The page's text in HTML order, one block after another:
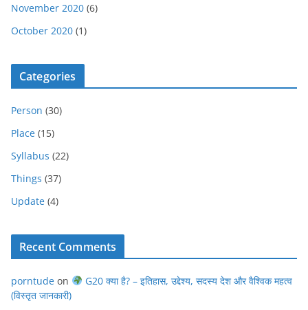
November 2020 (6)
October 2020 (1)
Categories
Person (30)
Place (15)
Syllabus (22)
Things (37)
Update (4)
Recent Comments
porntude on
G20 क्या है? – इतिहास, उद्देश्य, सदस्य देश और वैश्विक महत्व
(विस्तृत जानकारी)